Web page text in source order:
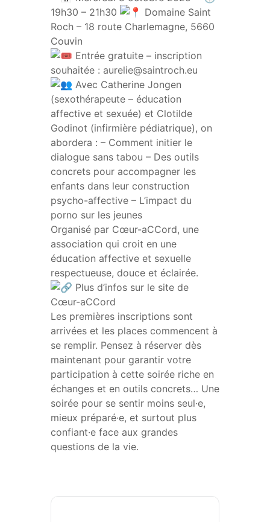
19h30 – 21h30
Domaine Saint
Roch – 18 route Charlemagne, 5660
Couvin
Entrée gratuite – inscription
souhaitée : aurelie@saintroch.eu
Avec Catherine Jongen
(sexothérapeute – éducation
affective et sexuée) et Clotilde
Godinot (infirmière pédiatrique), on
abordera : – Comment initier le
dialogue sans tabou – Des outils
concrets pour accompagner les
enfants dans leur construction
psycho-affective – L’impact du
porno sur les jeunes
Organisé par Cœur-aCCord, une
association qui croit en une
éducation affective et sexuelle
respectueuse, douce et éclairée.
Plus d’infos sur le site de
Cœur-aCCord
Les premières inscriptions sont
arrivées et les places commencent à
se remplir. Pensez à réserver dès
maintenant pour garantir votre
participation à cette soirée riche en
échanges et en outils concrets… Une
soirée pour se sentir moins seul·e,
mieux préparé·e, et surtout plus
confiant·e face aux grandes
questions de la vie.